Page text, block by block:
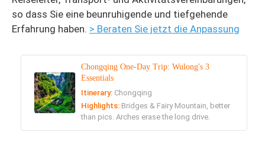
so dass Sie eine beunruhigende und tiefgehende
Erfahrung haben. > Beraten Sie jetzt die Anpassung
Chongqing One-Day Trip: Wulong's 3
Essentials
Itinerary: Chongqing
Highlights: Bridges & Fairy Mountain, better
than pics. Arches erase the long drive.